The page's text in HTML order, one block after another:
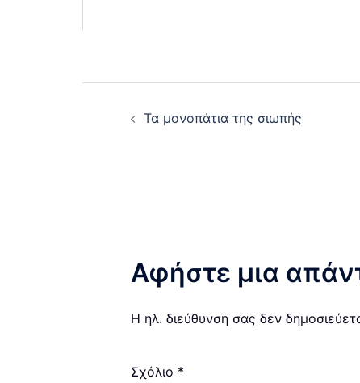
navigation
Τα μονοπάτια της σιωπής
Αφήστε μια
Η ηλ. διεύθυνση σας δεν
Σχόλιο *